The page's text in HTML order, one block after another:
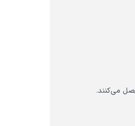
می‌کنند.